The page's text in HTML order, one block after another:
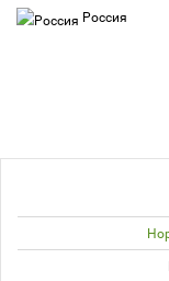
Россия